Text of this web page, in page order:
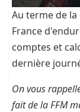
Au terme de
France
comptes et
dernière
On vous
fait de la FFM